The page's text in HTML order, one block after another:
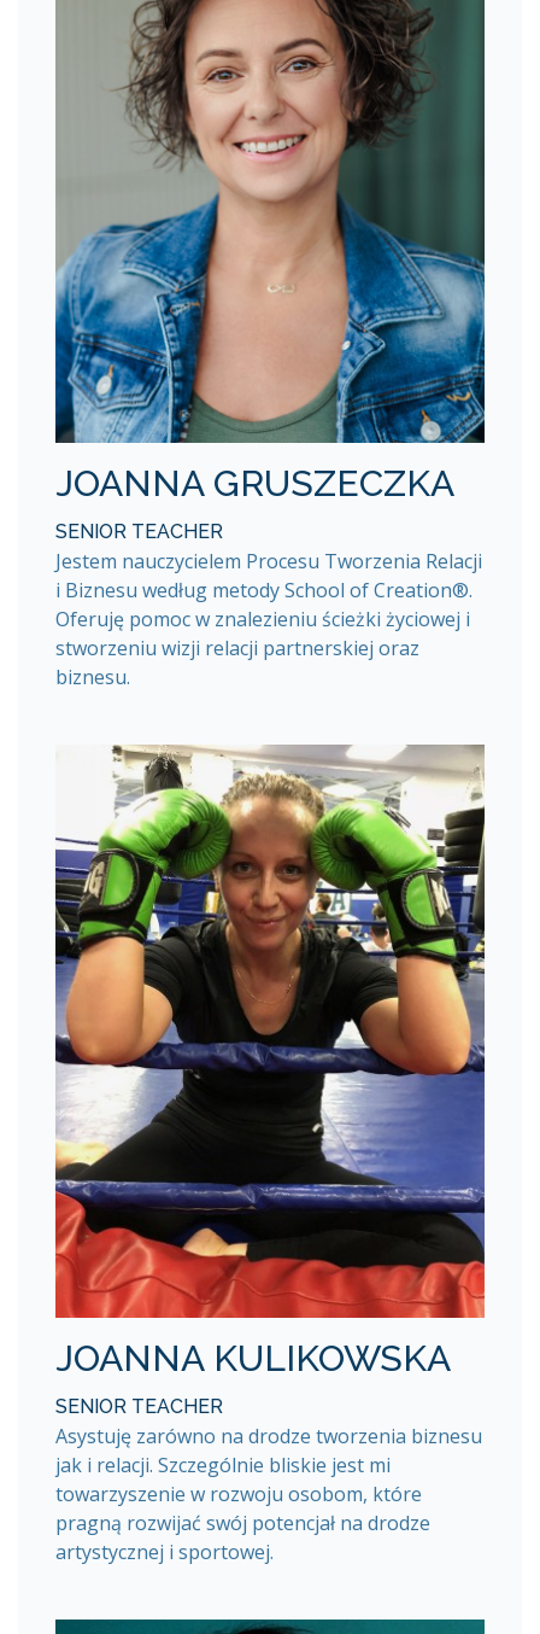
JOANNA GRUSZECZKA
SENIOR TEACHER
Jestem nauczycielem Procesu Tworzenia Relacji
i Biznesu według metody School of Creation®.
Oferuję pomoc w znalezieniu ścieżki życiowej i
stworzeniu wizji relacji partnerskiej oraz
biznesu.
JOANNA KULIKOWSKA
SENIOR TEACHER
Asystuję zarówno na drodze tworzenia biznesu
jak i relacji. Szczególnie bliskie jest mi
towarzyszenie w rozwoju osobom, które
pragną rozwijać swój potencjał na drodze
artystycznej i sportowej.